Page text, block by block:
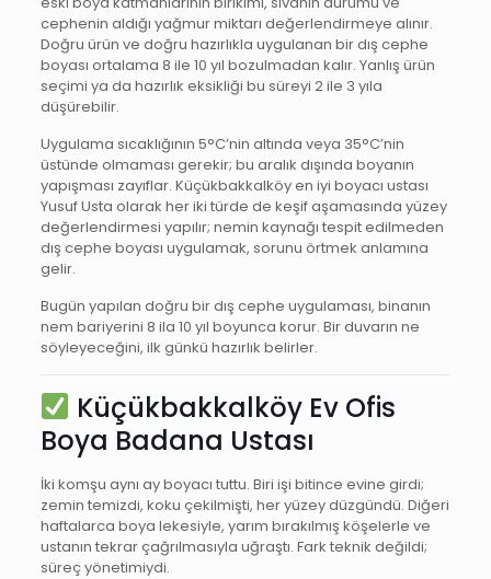
cephenin aldığı yağmur miktarı değerlendirmeye alınır.
Doğru ürün ve doğru hazırlıkla uygulanan bir dış cephe
boyası ortalama 8 ile 10 yıl bozulmadan kalır. Yanlış ürün
seçimi ya da hazırlık eksikliği bu süreyi 2 ile 3 yıla
düşürebilir.
Uygulama sıcaklığının 5°C’nin altında veya 35°C’nin
üstünde olmaması gerekir; bu aralık dışında boyanın
yapışması zayıflar. Küçükbakkalköy en iyi boyacı ustası
Yusuf Usta olarak her iki türde de keşif aşamasında yüzey
değerlendirmesi yapılır; nemin kaynağı tespit edilmeden
dış cephe boyası uygulamak, sorunu örtmek anlamına
gelir.
Bugün yapılan doğru bir dış cephe uygulaması, binanın
nem bariyerini 8 ila 10 yıl boyunca korur. Bir duvarın ne
söyleyeceğini, ilk günkü hazırlık belirler.
Küçükbakkalköy Ev Ofis
Boya Badana Ustası
İki komşu aynı ay boyacı tuttu. Biri işi bitince evine girdi;
zemin temizdi, koku çekilmişti, her yüzey düzgündü. Diğeri
haftalarca boya lekesiyle, yarım bırakılmış köşelerle ve
ustanın tekrar çağrılmasıyla uğraştı. Fark teknik değildi;
süreç yönetimiydi.